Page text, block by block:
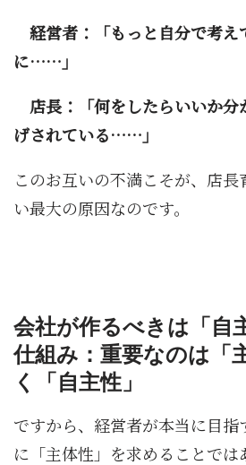
経営者：「もっと自分で考え
に……」
店長：「何をしたらいいか
げされている……」
このお互いの不満こそが、店
い最大の原因なのです。
会社が作るべきは「自
仕組み：重要なのは「
く「自主性」
ですから、経営者が本当に目
に「主体性」を求めることで